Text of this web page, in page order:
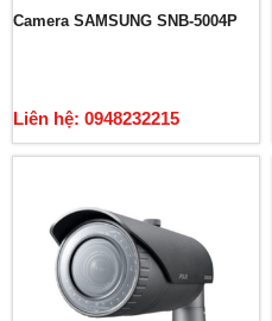
Camera SAMSUNG SNB-5004P
Liên hệ: 0948232215